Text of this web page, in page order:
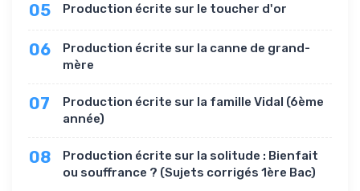
05 Production écrite sur le toucher d'or
06
Production écrite sur la canne de grand-
mère
07
Production écrite sur la famille Vidal (6ème
année)
08
Production écrite sur la solitude : Bienfait
ou souffrance ? (Sujets corrigés 1ère Bac)